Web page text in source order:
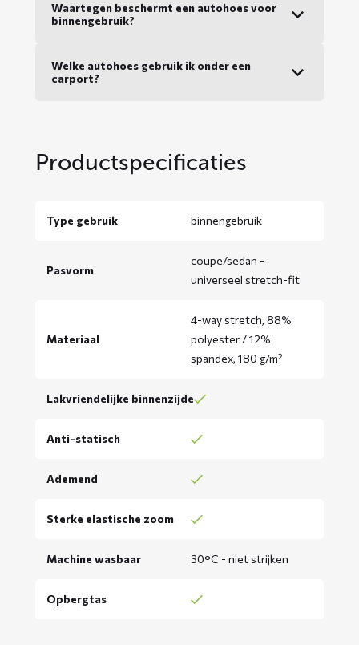
Waartegen beschermt een autohoes voor
binnengebruik?
Welke autohoes gebruik ik onder een
carport?
Productspecificaties
Type gebruik binnengebruik
Pasvorm
coupe/sedan -
universeel stretch-fit
Materiaal
4-way stretch, 88%
polyester / 12%
spandex, 180 g/m²
Lakvriendelijke binnenzijde
Anti-statisch
Ademend
Sterke elastische zoom
Machine wasbaar 30°C - niet strijken
Opbergtas